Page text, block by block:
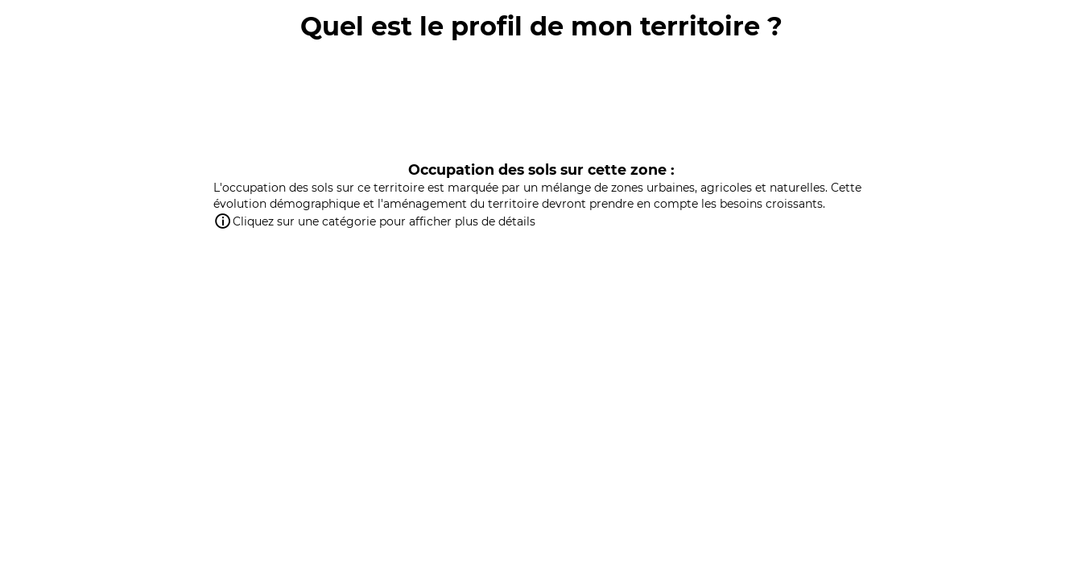
Quel est le profil de mon territoire ?
Occupation des sols sur cette zone :
L'occupation des sols sur ce territoire est marquée par un mélange de zones urbaines, agricoles et naturelles. Cette
évolution démographique et l'aménagement du territoire devront prendre en compte les besoins croissants.
Cliquez sur une catégorie pour afficher plus de détails